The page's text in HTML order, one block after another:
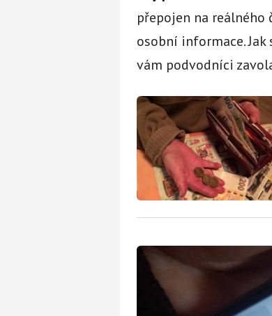
přepojen na reálného
osobní informace.
vám podvodníci